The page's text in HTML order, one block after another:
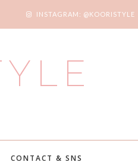
INSTAGRAM: @KOORISTYLE
CONTACT & SNS